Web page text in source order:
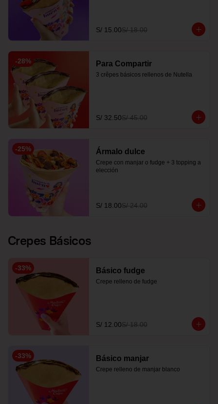
S/ 15.00S/ 18.00
-28% Para Compartir
3 crêpes básicos rellenos de Nutella
S/ 32.50S/ 45.00
-25% Ármalo dulce
Crepe con manjar o fudge + 3 topping a
elección
S/ 18.00S/ 24.00
Crepes Básicos
-33% Básico fudge
Crepe relleno de fudge
S/ 12.00S/ 18.00
-33% Básico manjar
Crepe relleno de manjar blanco